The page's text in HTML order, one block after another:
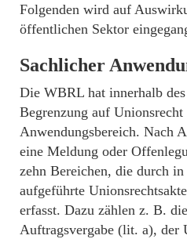
Folgenden wird auf
öffentlichen Sektor
Sachlicher
Die WBRL hat innerhalb
Begrenzung auf
Anwendungsbereich. Nach
eine Meldung oder
zehn Bereichen, die durch
aufgeführte
erfasst. Dazu zählen z. B.
Auftragsvergabe (lit. a), der